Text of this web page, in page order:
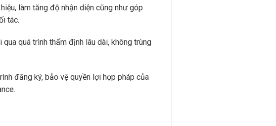
làm tăng độ nhận diện cũng như góp
tác.
quá trình thẩm định lâu dài, không trùng
đăng ký, bảo vệ quyền lợi hợp pháp của